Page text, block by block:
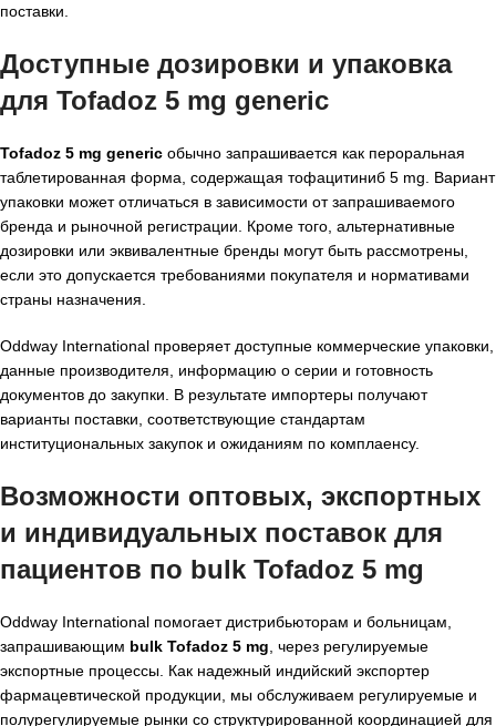
поставки.
Доступные дозировки и упаковка
для Tofadoz 5 mg generic
Tofadoz 5 mg generic обычно запрашивается как пероральная
таблетированная форма, содержащая тофацитиниб 5 mg. Вариант
упаковки может отличаться в зависимости от запрашиваемого
бренда и рыночной регистрации. Кроме того, альтернативные
дозировки или эквивалентные бренды могут быть рассмотрены,
если это допускается требованиями покупателя и нормативами
страны назначения.
Oddway International проверяет доступные коммерческие упаковки,
данные производителя, информацию о серии и готовность
документов до закупки. В результате импортеры получают
варианты поставки, соответствующие стандартам
институциональных закупок и ожиданиям по комплаенсу.
Возможности оптовых, экспортных
и индивидуальных поставок для
пациентов по bulk Tofadoz 5 mg
Oddway International помогает дистрибьюторам и больницам,
запрашивающим bulk Tofadoz 5 mg , через регулируемые
экспортные процессы. Как надежный индийский экспортер
фармацевтической продукции, мы обслуживаем регулируемые и
полурегулируемые рынки со структурированной координацией для